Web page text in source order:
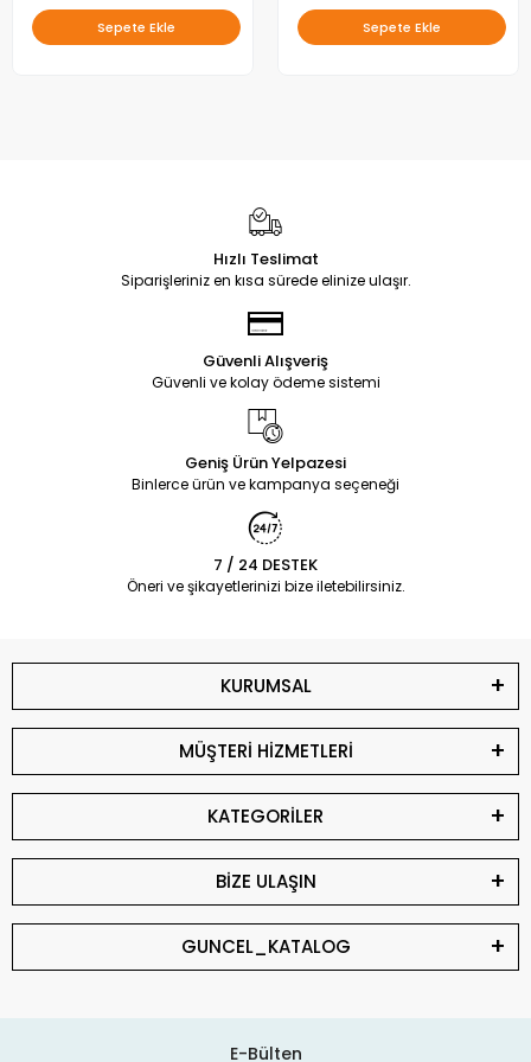
Sepete Ekle Sepete Ekle
Hızlı Teslimat
Siparişleriniz en kısa sürede elinize ulaşır.
Güvenli Alışveriş
Güvenli ve kolay ödeme sistemi
Geniş Ürün Yelpazesi
Binlerce ürün ve kampanya seçeneği
7 / 24 DESTEK
Öneri ve şikayetlerinizi bize iletebilirsiniz.
KURUMSAL
MÜŞTERİ HİZMETLERİ
KATEGORİLER
BİZE ULAŞIN
GUNCEL_KATALOG
E-Bülten